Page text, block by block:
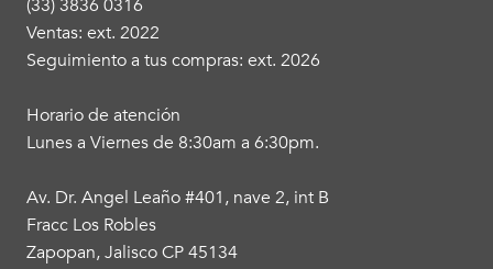
(33) 3836 0316
Ventas: ext. 2022
Seguimiento a tus compras: ext. 2026
Horario de atención
Lunes a Viernes de 8:30am a 6:30pm.
Av. Dr. Angel Leaño #401, nave 2, int B
Fracc Los Robles
Zapopan, Jalisco CP 45134